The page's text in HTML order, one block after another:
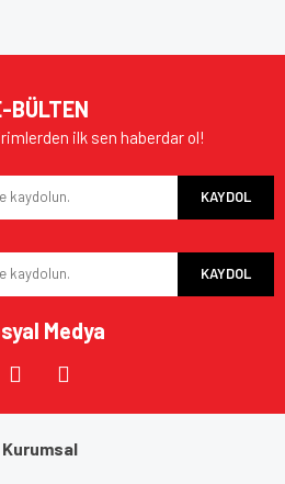
BÜLTEN
ilk sen haberdar ol!
KAYDOL
KAYDOL
Medya
Kurumsal